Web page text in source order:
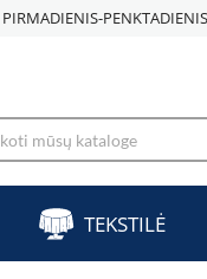
PIRMADIENIS-
TEKSTILĖ